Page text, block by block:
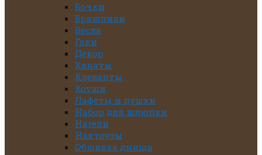
Бочки
Брашпили
Весла
Гаки
Декор
Канаты
Клеванты
Коуши
Лафеты и пушки
Набор для шлюпки
Нагели
Нактоузы
Обшивка днища